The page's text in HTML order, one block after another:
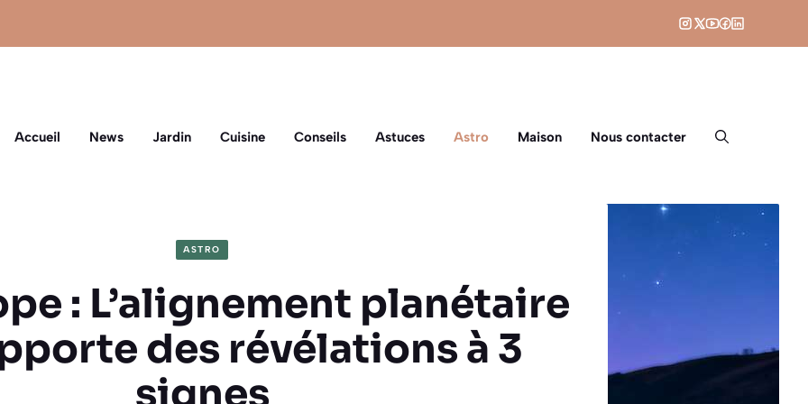
Accueil News Jardin Cuisine Conseils Astuces Astro Maison Nous contacter
ASTRO
: L’alignement planétaire
des révélations à 3